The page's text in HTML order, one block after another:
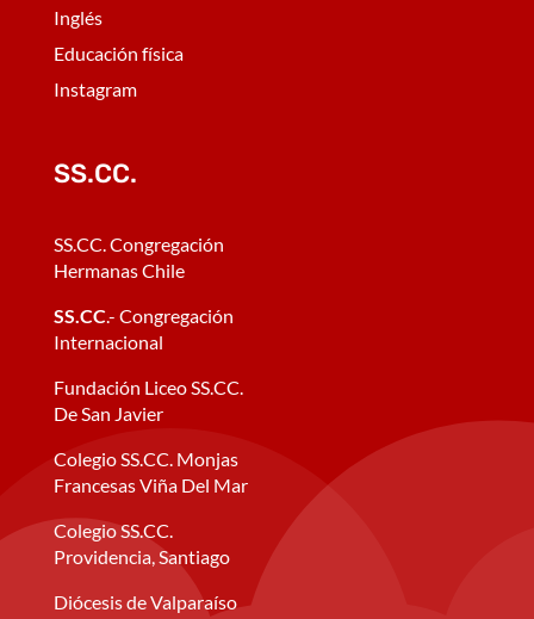
Inglés
Educación física
Instagram
SS.CC.
SS.CC. Congregación
Hermanas Chile
SS.CC.- Congregación
Internacional
Fundación Liceo SS.CC.
De San Javier
Colegio SS.CC. Monjas
Francesas Viña Del Mar
Colegio SS.CC.
Providencia, Santiago
Diócesis de Valparaíso